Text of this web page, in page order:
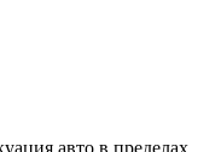
авто в пределах